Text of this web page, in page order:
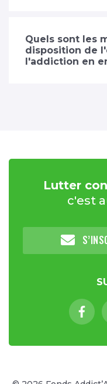
Quels sont les
disposition de
l'addiction en
Lutter
c'est